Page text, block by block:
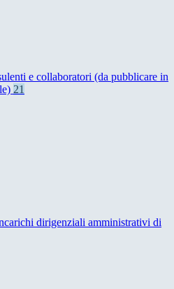
e collaboratori (da pubblicare in
21
dirigenziali amministrativi di